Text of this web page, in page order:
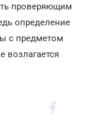
проверяющим
определение
с предметом
возлагается